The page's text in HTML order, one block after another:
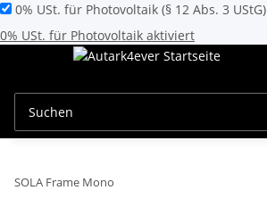
0% USt. für Photovoltaik (§ 12 Abs. 3 UStG)
0% USt. für Photovoltaik aktiviert
SOLA Frame Mono